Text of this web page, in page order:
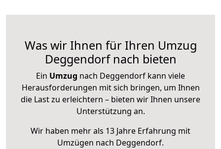
Was wir Ihnen für Ihren Umzug
Deggendorf nach bieten
Ein Umzug nach Deggendorf kann viele
Herausforderungen mit sich bringen, um Ihnen
die Last zu erleichtern – bieten wir Ihnen unsere
Unterstützung an.
Wir haben mehr als 13 Jahre Erfahrung mit
Umzügen nach Deggendorf.